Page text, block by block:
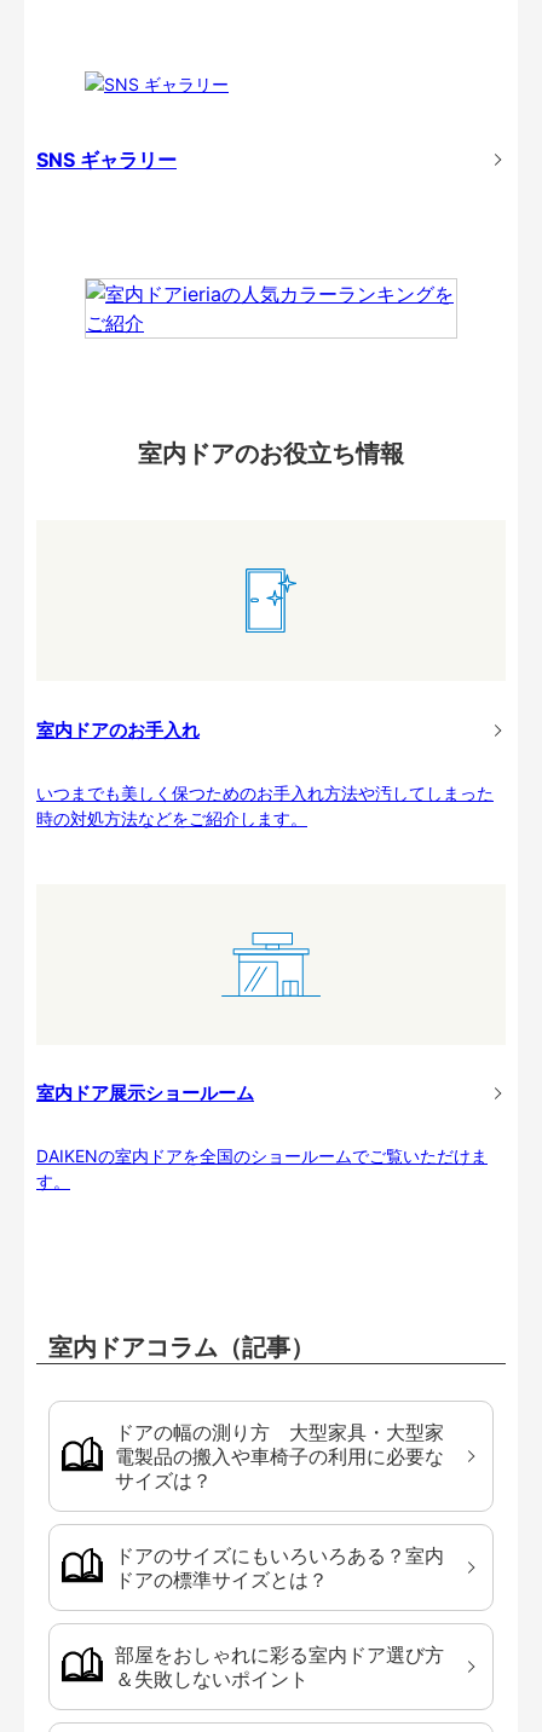
SNS ギャラリー
室内ドアのお役立ち情報
室内ドアのお手入れ
いつまでも美しく保つためのお手入れ方法や汚してしまった
時の対処方法などをご紹介します。
室内ドア展示ショールーム
DAIKENの室内ドアを全国のショールームでご覧いただけま
す。
室内ドアコラム（記事）
ドアの幅の測り方 大型家具・大型家
電製品の搬入や車椅子の利用に必要な
サイズは？
ドアのサイズにもいろいろある？室内
ドアの標準サイズとは？
部屋をおしゃれに彩る室内ドア選び方
＆失敗しないポイント